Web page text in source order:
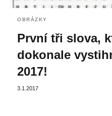
OBRÁZKY
První tři slova,
dokonale
2017!
3.1.2017